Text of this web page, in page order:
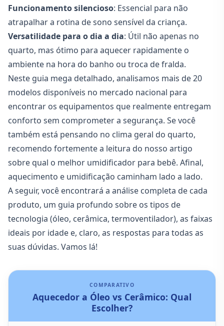
Funcionamento silencioso: Essencial para não
atrapalhar a rotina de sono sensível da criança.
Versatilidade para o dia a dia: Útil não apenas no
quarto, mas ótimo para aquecer rapidamente o
ambiente na hora do banho ou troca de fralda.
Neste guia mega detalhado, analisamos mais de 20
modelos disponíveis no mercado nacional para
encontrar os equipamentos que realmente entregam
conforto sem comprometer a segurança. Se você
também está pensando no clima geral do quarto,
recomendo fortemente a leitura do nosso artigo
sobre qual o melhor umidificador para bebê. Afinal,
aquecimento e umidificação caminham lado a lado.
A seguir, você encontrará a análise completa de cada
produto, um guia profundo sobre os tipos de
tecnologia (óleo, cerâmica, termoventilador), as faixas
ideais por idade e, claro, as respostas para todas as
suas dúvidas. Vamos lá!
COMPARATIVO
Aquecedor a Óleo vs Cerâmico: Qual
Escolher?